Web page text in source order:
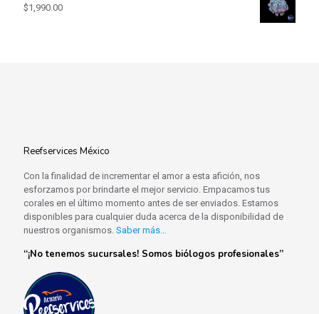
$1,990.00
Reefservices México
Con la finalidad de incrementar el amor a esta afición, nos
esforzamos por brindarte el mejor servicio. Empacamos tus
corales en el último momento antes de ser enviados. Estamos
disponibles para cualquier duda acerca de la disponibilidad de
nuestros organismos. Saber más…
“¡No tenemos sucursales! Somos biólogos profesionales”